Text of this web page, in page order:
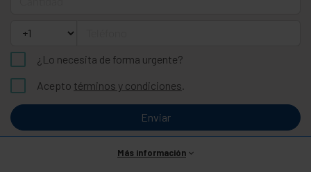
¿Lo necesita de forma urgente?
Acepto términos y condiciones.
Enviar
Más información